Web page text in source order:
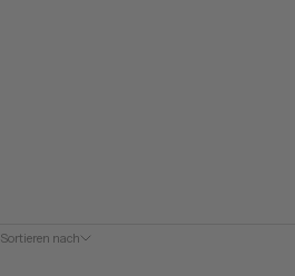
Sortieren nach